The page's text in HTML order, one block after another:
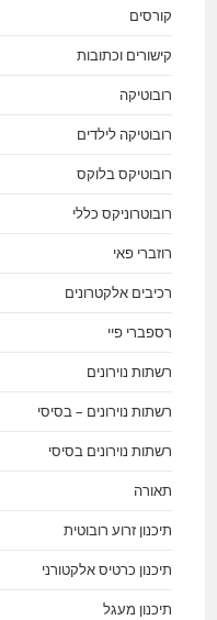
קורסים
קישורים וכתובות
רובוטיקה
רובוטיקה לילדים
רובוטיקס בלוקס
רובוטרוניקס כללי
רוזברי פאי
רכיבים אלקטרונים
רספברי פיי
רשתות נוירונים
רשתות נוירונים – בסיסי
רשתות נוירונים בסיסי
תאורה
תיכנון זרוע רובוטית
תיכנון כרטיס אלקטורני
תיכנון מעגל